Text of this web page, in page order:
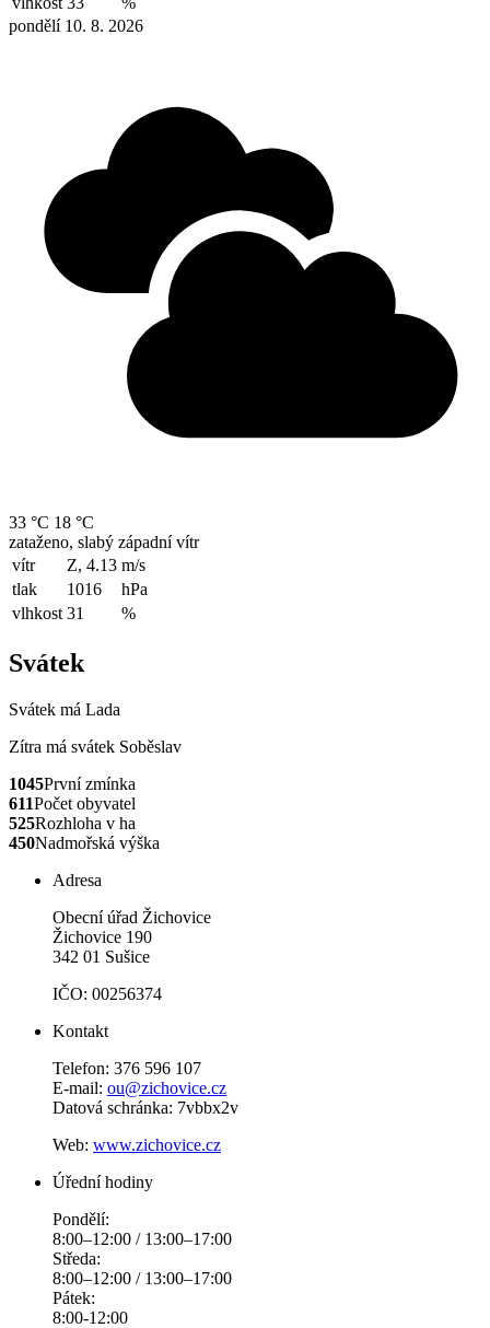
pondělí 10. 8. 2026
33 °C 18 °C
zataženo, slabý západní vítr
vítr
Z, 4.13 m/s
tlak
1016
hPa
vlhkost 31 %
Svátek
Svátek má Lada
Zítra má svátek Soběslav
1045První zmínka
611Počet obyvatel
525Rozhloha v ha
450Nadmořská výška
Adresa
Obecní úřad Žichovice
Žichovice 190
342 01 Sušice
IČO: 00256374
Kontakt
Telefon: 376 596 107
E-mail: ou@zichovice.cz
Datová schránka: 7vbbx2v
Web: www.zichovice.cz
Úřední hodiny
Pondělí:
8:00–12:00 / 13:00–17:00
Středa:
8:00–12:00 / 13:00–17:00
Pátek:
8:00-12:00